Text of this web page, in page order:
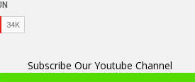
Subscribe Our Youtube Channel